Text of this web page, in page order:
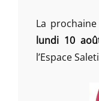
La
lundi 10
l’Espace